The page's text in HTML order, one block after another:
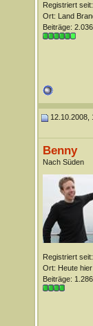
Registriert
Ort: Land
Beiträge: 2.036
12.10.2008,
Benny
Nach Süden
Registriert
Ort: Heute
Beiträge: 1.286